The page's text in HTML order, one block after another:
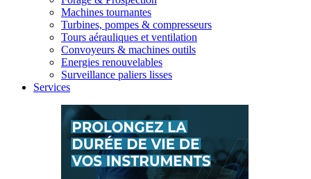
Machines tournantes
Turbines, pompes & compresseurs
Tours aérauliques et ventilation
Convoyeurs & machines outils
Energies renouvelables
Surveillance paliers lisses
Services